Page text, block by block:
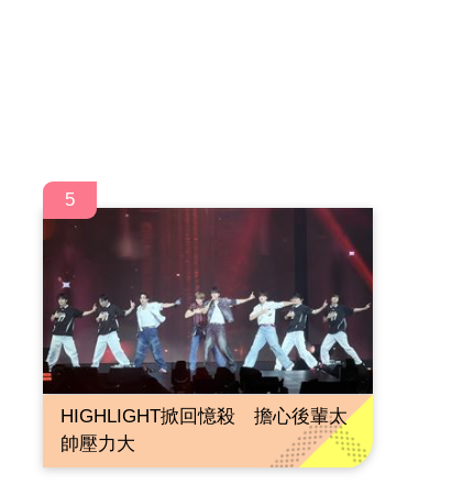
5
HIGHLIGHT掀回憶殺 擔心後輩太
帥壓力大